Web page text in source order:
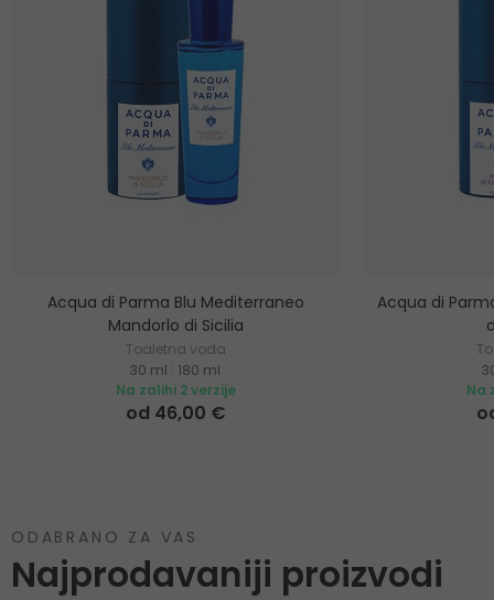
Acqua di Parma Blu Mediterraneo
Mandorlo di Sicilia
Toaletna voda
30 ml
180 ml
Na zalihi 2 verzije
od 46,00 €
Acqua di
Na
ODABRANO ZA VAS
Najprodavaniji proizvodi